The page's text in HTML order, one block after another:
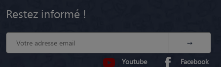
Restez informé !
Youtube Facebook